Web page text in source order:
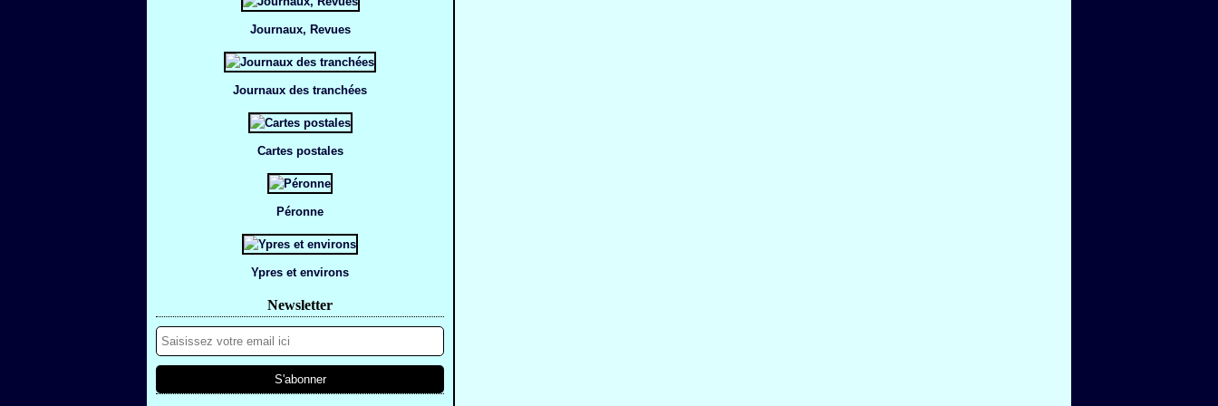
Journaux, Revues
Journaux des tranchées
Cartes postales
Péronne
Ypres et environs
Newsletter